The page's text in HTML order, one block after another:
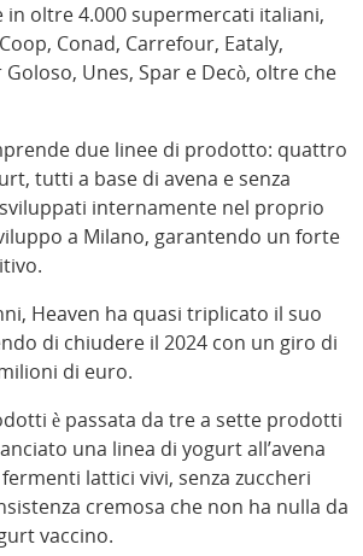
in oltre 4.000 supermercati italiani,
Conad, Carrefour, Eataly,
Unes, Spar e Decò, oltre che
due linee di prodotto: quattro
tutti a base di avena e senza
internamente nel proprio
a Milano, garantendo un forte
Heaven ha quasi triplicato il suo
di chiudere il 2024 con un giro di
di euro.
è passata da tre a sette prodotti
una linea di yogurt all’avena
lattici vivi, senza zuccheri
cremosa che non ha nulla da
vaccino.